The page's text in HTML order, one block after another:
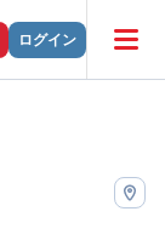
ログイン